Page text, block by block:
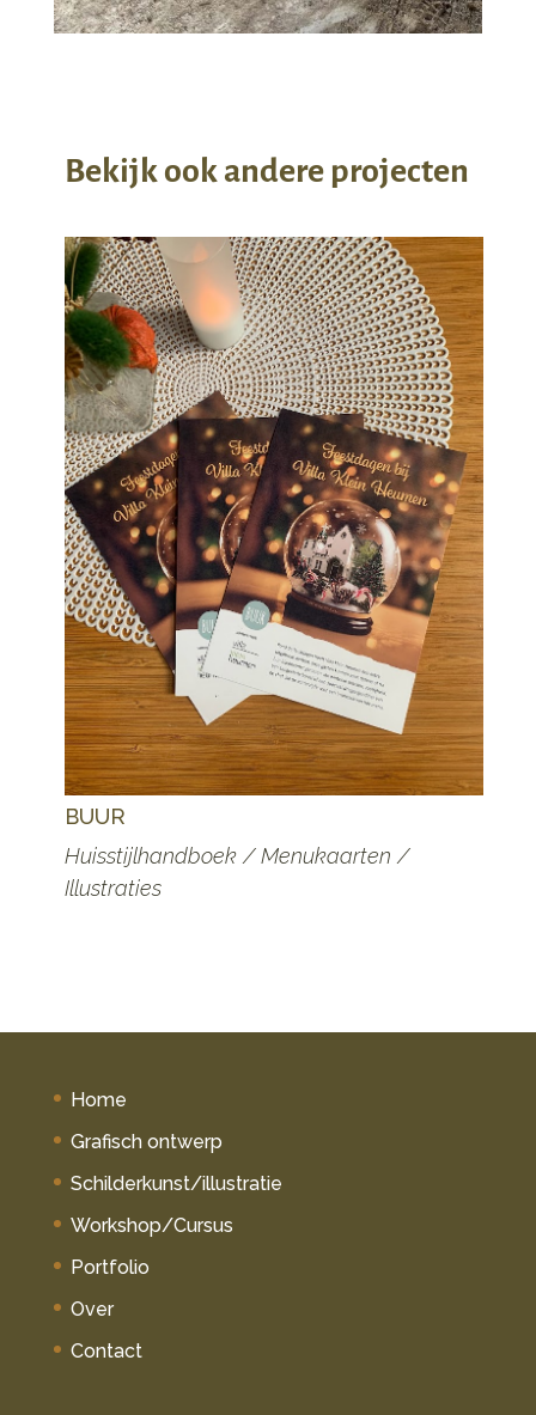
Bekijk ook andere projecten
BUUR
Huisstijlhandboek / Menukaarten /
Illustraties
Home
Grafisch ontwerp
Schilderkunst/illustratie
Workshop/Cursus
Portfolio
Over
Contact